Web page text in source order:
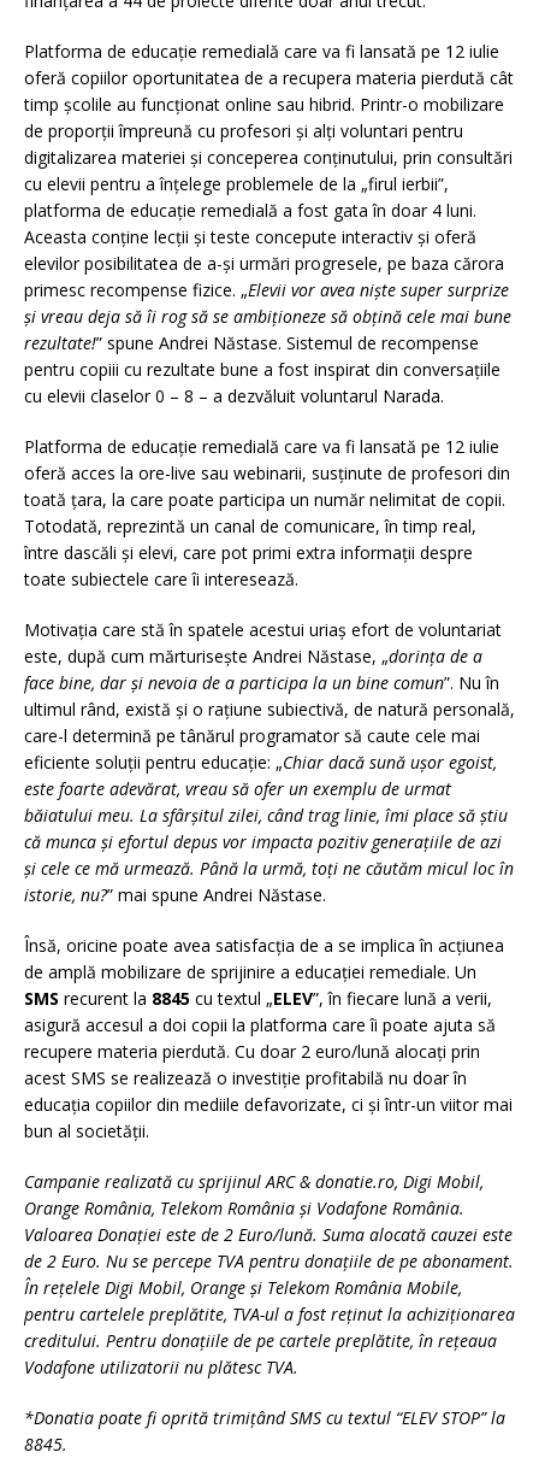
Platforma de educație remedială care va fi lansată pe 12 iulie
oferă copiilor oportunitatea de a recupera materia pierdută cât
timp școlile au funcționat online sau hibrid. Printr-o mobilizare
de proporții împreună cu profesori și alți voluntari pentru
digitalizarea materiei și conceperea conținutului, prin consultări
cu elevii pentru a înțelege problemele de la „firul ierbii”,
platforma de educație remedială a fost gata în doar 4 luni.
Aceasta conține lecții și teste concepute interactiv și oferă
elevilor posibilitatea de a-și urmări progresele, pe baza cărora
primesc recompense fizice. „Elevii vor avea niște super surprize
și vreau deja să îi rog să se ambiționeze să obțină cele mai bune
rezultate!” spune Andrei Năstase. Sistemul de recompense
pentru copiii cu rezultate bune a fost inspirat din conversațiile
cu elevii claselor 0 – 8 – a dezvăluit voluntarul Narada.
Platforma de educație remedială care va fi lansată pe 12 iulie
oferă acces la ore-live sau webinarii, susținute de profesori din
toată țara, la care poate participa un număr nelimitat de copii.
Totodată, reprezintă un canal de comunicare, în timp real,
între dascăli și elevi, care pot primi extra informații despre
toate subiectele care îi interesează.
Motivația care stă în spatele acestui uriaș efort de voluntariat
este, după cum mărturisește Andrei Năstase, „dorința de a
face bine, dar și nevoia de a participa la un bine comun”. Nu în
ultimul rând, există și o rațiune subiectivă, de natură personală,
care-l determină pe tânărul programator să caute cele mai
eficiente soluții pentru educație: „Chiar dacă sună ușor egoist,
este foarte adevărat, vreau să ofer un exemplu de urmat
băiatului meu. La sfârșitul zilei, când trag linie, îmi place să știu
că munca și efortul depus vor impacta pozitiv generațiile de azi
și cele ce mă urmează. Până la urmă, toți ne căutăm micul loc în
istorie, nu?” mai spune Andrei Năstase.
Însă, oricine poate avea satisfacția de a se implica în acțiunea
de amplă mobilizare de sprijinire a educației remediale. Un
SMS recurent la 8845 cu textul „ELEV”, în fiecare lună a verii,
asigură accesul a doi copii la platforma care îi poate ajuta să
recupere materia pierdută. Cu doar 2 euro/lună alocați prin
acest SMS se realizează o investiție profitabilă nu doar în
educația copiilor din mediile defavorizate, ci și într-un viitor mai
bun al societății.
Campanie realizată cu sprijinul ARC & donatie.ro, Digi Mobil,
Orange România, Telekom România și Vodafone România.
Valoarea Donaţiei este de 2 Euro/lună. Suma alocată cauzei este
de 2 Euro. Nu se percepe TVA pentru donaţiile de pe abonament.
În reţelele Digi Mobil, Orange şi Telekom România Mobile,
pentru cartelele preplătite, TVA-ul a fost reţinut la achiziţionarea
creditului. Pentru donaţiile de pe cartele preplătite, în reţeaua
Vodafone utilizatorii nu plătesc TVA.
*Donatia poate fi oprită trimițând SMS cu textul “ELEV STOP” la
8845.